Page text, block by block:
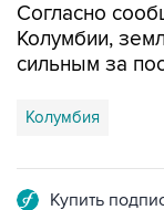
Согласно
Колумбии,
сильным за
Колумбия
Купить